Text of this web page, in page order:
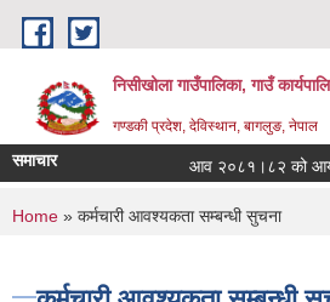
Skip to main content
निसीखोला गाउँपालिका, गाउँ
गण्डकी प्रदेश, देविस्थान, बागलुङ, नेपाल
समाचार आव २०८१।८२ को आय
You are here
Home » कर्मचारी आवश्यकता सम्बन्धी सुचना